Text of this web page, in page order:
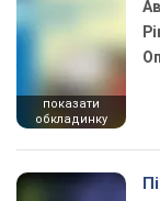
показати
обкладинку